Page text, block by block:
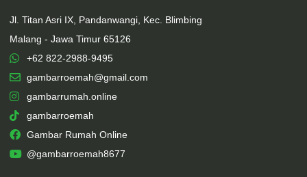
Jl. Titan Asri IX, Pandanwangi, Kec. Blimbing
Malang - Jawa Timur 65126
+62 822-2988-9495
gambarroemah@gmail.com
gambarrumah.online
gambarroemah
Gambar Rumah Online
@gambarroemah8677